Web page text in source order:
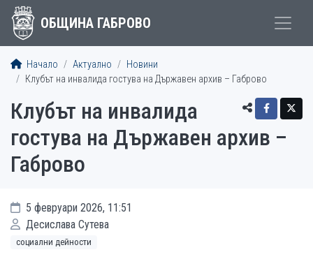
ОБЩИНА ГАБРОВО
Начало Актуално
Новини
Клубът на инвалида гостува на Държавен архив – Габрово
Клубът на инвалида
гостува на Държавен архив –
Габрово
5 февруари 2026, 11:51
Десислава Сутева
социални дейности